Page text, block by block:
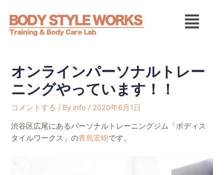
メ
ニ
オンラインパーソナルトレー
ニングやっています！！
コメントする / By info / 2020年6月1日
渋谷区広尾にあるパーソナルトレーニングジム「ボディス
タイルワークス」の青島宏樹です。
navigation